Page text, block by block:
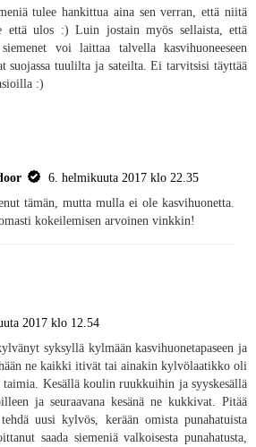
tulee hankittua aina sen verran, että niitä
että ulos :) Luin jostain myös sellaista, että
voi laittaa talvella kasvihuoneeseen
suojassa tuulilta ja sateilta. Ei tarvitsisi täyttää
:)
6. helmikuuta 2017 klo 22.35
tämän, mutta mulla ei ole kasvihuonetta.
kokeilemisen arvoinen vinkkin!
2017 klo 12.54
syksyllä kylmään kasvihuonetapaseen ja
ne kaikki itivät tai ainakin kylvölaatikko oli
taimia. Kesällä koulin ruukkuihin ja syyskesällä
ja seuraavana kesänä ne kukkivat. Pitää
uusi kylvös, kerään omista punahatuista
saada siemeniä valkoisesta punahatusta,